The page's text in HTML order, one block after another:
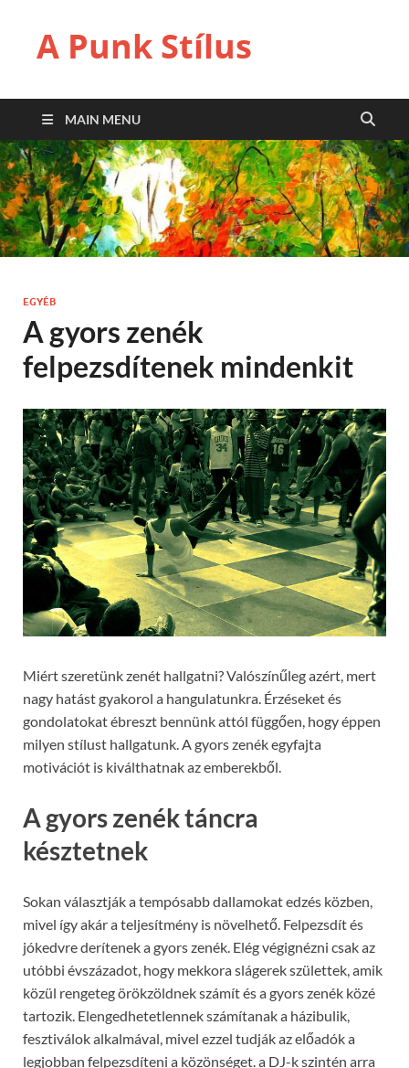
A Punk Stílus
MAIN MENU
EGYÉB
A gyors zenék
felpezsdítenek mindenkit
Miért szeretünk zenét hallgatni? Valószínűleg azért, mert
nagy hatást gyakorol a hangulatunkra. Érzéseket és
gondolatokat ébreszt bennünk attól függően, hogy éppen
milyen stílust hallgatunk. A gyors zenék egyfajta
motivációt is kiválthatnak az emberekből.
A gyors zenék táncra
késztetnek
Sokan választják a tempósabb dallamokat edzés közben,
mivel így akár a teljesítmény is növelhető. Felpezsdít és
jókedvre derítenek a gyors zenék. Elég végignézni csak az
utóbbi évszázadot, hogy mekkora slágerek születtek, amik
közül rengeteg örökzöldnek számít és a gyors zenék közé
tartozik. Elengedhetetlennek számítanak a házibulik,
fesztiválok alkalmával, mivel ezzel tudják az előadók a
legjobban felpezsdíteni a közönséget. a DJ-k szintén arra